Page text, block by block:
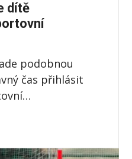
dítě
podobnou
čas přihlásit